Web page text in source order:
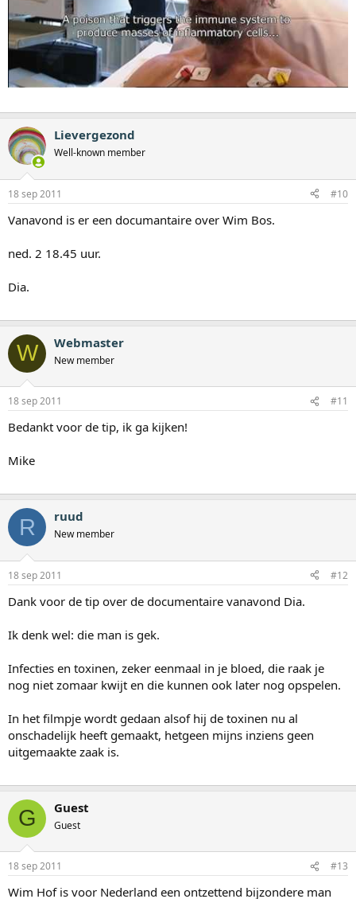
Lievergezond
Well-known member
18 sep 2011 #10
Vanavond is er een documantaire over Wim Bos.
ned. 2 18.45 uur.
Dia.
W Webmaster
New member
18 sep 2011 #11
Bedankt voor de tip, ik ga kijken!
Mike
R ruud
New member
18 sep 2011 #12
Dank voor de tip over de documentaire vanavond Dia.
Ik denk wel: die man is gek.
Infecties en toxinen, zeker eenmaal in je bloed, die raak je
nog niet zomaar kwijt en die kunnen ook later nog opspelen.
In het filmpje wordt gedaan alsof hij de toxinen nu al
onschadelijk heeft gemaakt, hetgeen mijns inziens geen
uitgemaakte zaak is.
G Guest
Guest
18 sep 2011 #13
Wim Hof is voor Nederland een ontzettend bijzondere man